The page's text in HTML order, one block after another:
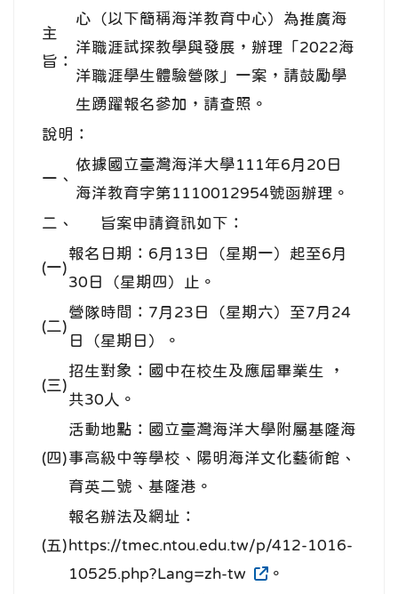
主
旨：
心（以下簡稱海洋教育中心）為推廣海
洋職涯試探教學與發展，辦理「2022海
洋職涯學生體驗營隊」一案，請鼓勵學
生踴躍報名參加，請查照。
說明：
一、
依據國立臺灣海洋大學111年6月20日
海洋教育字第1110012954號函辦理。
二、
旨案申請資訊如下：
(一)
報名日期：6月13日（星期一）起至6月
30日（星期四）止。
(二)
營隊時間：7月23日（星期六）至7月24
日（星期日）。
(三)
招生對象：國中在校生及應屆畢業生 ，
共30人。
(四)
活動地點：國立臺灣海洋大學附屬基隆海
事高級中等學校、陽明海洋文化藝術館、
育英二號、基隆港。
(五)
報名辦法及網址：
https://tmec.ntou.edu.tw/p/412-1016-
10525.php?Lang=zh-tw
。